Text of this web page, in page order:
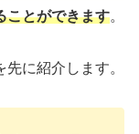
ことができます。
に紹介します。